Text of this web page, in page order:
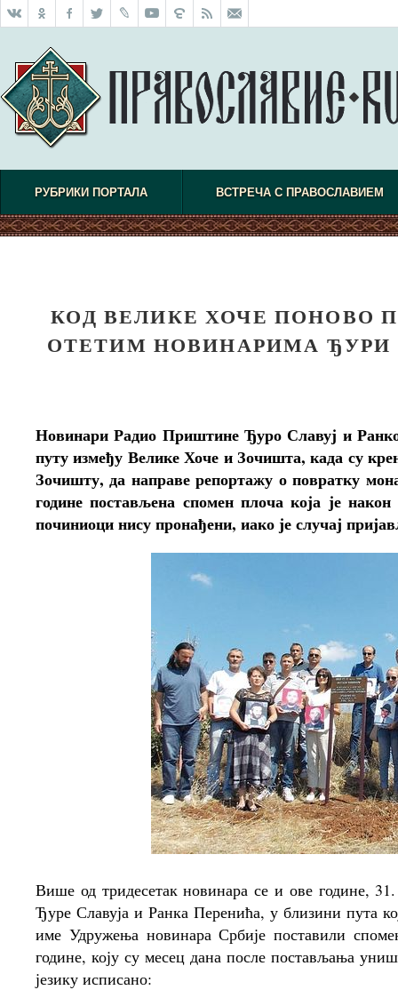
РУБРИКИ ПОРТАЛА ВСТРЕЧА С ПРАВОСЛАВИЕМ
КОД ВЕЛИКЕ ХОЧЕ ПОНОВО
ОТЕТИМ НОВИНАРИМА ЂУРИ
Новинари Радио Приштине Ђуро Славуј и
путу између Велике Хоче и Зочишта, када су
Зочишту, да направе репортажу о повратку
године постављена спомен плоча која је
починиоци нису пронађени, иако је случај
Више од тридесетак новинара се и ове године,
Ђуре Славуја и Ранка Перенића, у близини пута
име Удружења новинара Србије поставили
године, коју су месец дана после постављања
језику исписано: